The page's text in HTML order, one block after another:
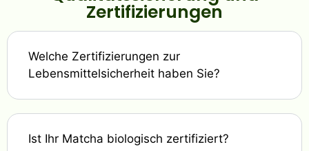
Zertifizierungen
Welche Zertifizierungen zur
Lebensmittelsicherheit haben Sie?
Ist Ihr Matcha biologisch zertifiziert?